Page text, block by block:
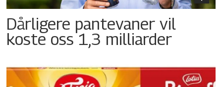
Dårligere pantevaner vil
koste oss 1,3 milliarder